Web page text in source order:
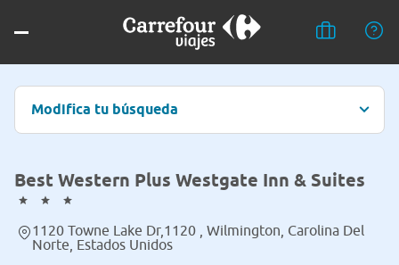
Modifica tu búsqueda
Best Western Plus Westgate Inn & Suites
1120 Towne Lake Dr,1120 , Wilmington, Carolina Del
Norte, Estados Unidos